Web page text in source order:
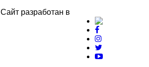
Сайт разработан в